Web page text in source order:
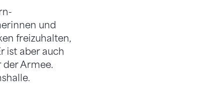
und
freizuhalten,
ist aber auch
Armee.